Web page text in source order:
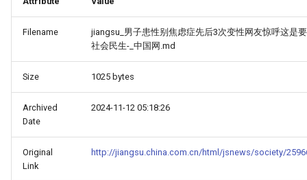
Filename
jiangsu_男子患性别焦虑症先后3次变性网友惊呼这是
社会民生-_中国网.md
Size 1025 bytes
Archived
Date
2024-11-12 05:18:26
Original
Link
http://jiangsu.china.com.cn/html/jsnews/society/